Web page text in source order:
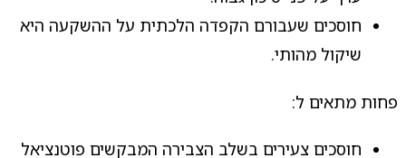
חוסכים שעבורם הקפדה הלכתית על ההשקעה היא
שיקול מהותי.
פחות מתאים ל:
חוסכים צעירים בשלב הצבירה המבקשים פוטנציאל